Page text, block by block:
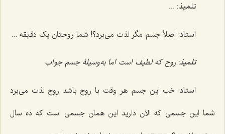
تلمیذ: ...
استاد: اصلاً جسم مگر لذت می‌برد؟! شما روحتان یک دقیقه ...
تلمیذ: روح که لطیف است اما به‌وسیلۀ جسم جواب
استاد: خب این جسم هر وقت با روح باشد روح لذت می‌برد
شما این جسمی که الآن دارید این همان جسمی است که ده سال